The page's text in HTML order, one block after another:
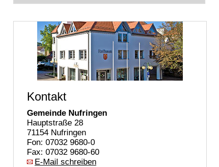
Kontakt
Gemeinde Nufringen
Hauptstraße 28
71154 Nufringen
Fon: 07032 9680-0
Fax: 07032 9680-60
E-Mail schreiben